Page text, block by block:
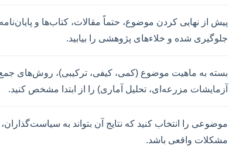
پیش از نهایی کردن موضوع، حتماً مقالات، کتاب‌ها و
جلوگیری شده و خلاءهای پژوهشی را بیابید.
بسته به ماهیت موضوع (کمی، کیفی، ترکیبی)، روش‌های
آزمایشات مزرعه‌ای، تحلیل آماری) را از ابتدا مشخص کنید.
موضوعی را انتخاب کنید که نتایج آن بتواند به
مشکلات واقعی باشد.